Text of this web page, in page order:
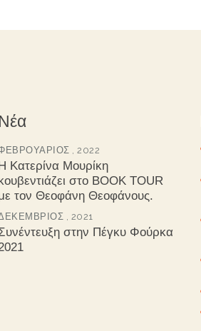
Νέα
, 2022
Κατερίνα Μουρίκη
στο BOOK TOUR
τον Θεοφάνη Θεοφάνους.
, 2021
στην Πέγκυ Φούρκα